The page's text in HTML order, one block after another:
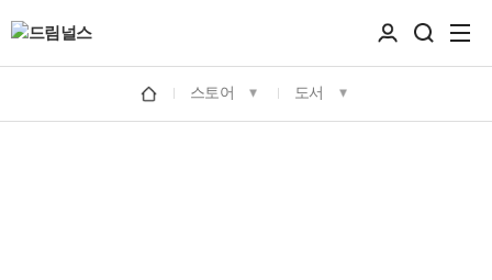
스토어 도서